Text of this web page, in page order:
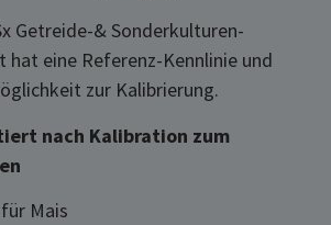
Getreide-& Sonderkulturen-
hat eine Referenz-Kennlinie und
zur Kalibrierung.
nach Kalibration zum
Mais